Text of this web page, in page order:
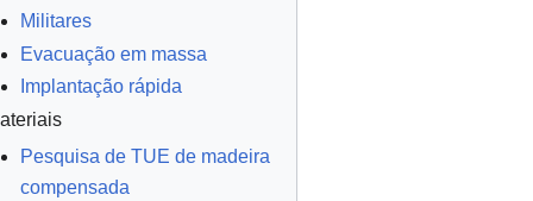
Militares
Evacuação em massa
Implantação rápida
Pesquisa de TUE de madeira
compensada